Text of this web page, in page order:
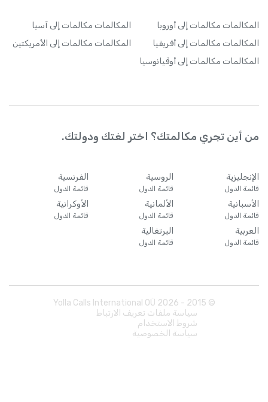
المكالمات مكالمات إلى أوروبا المكالمات مكالمات إلى آسيا
المكالمات مكالمات إلى أفريقيا المكالمات مكالمات إلى الأمريكتين
المكالمات مكالمات إلى أوقيانوسيا
من أين تجري مكالمتك؟ اختر لغتك ودولتك.
الإنجليزية
قائمة الدول
الروسية
قائمة الدول
الفرنسية
قائمة الدول
الأسبانية
قائمة الدول
الألمانية
قائمة الدول
الأوكرانية
قائمة الدول
العربية
قائمة الدول
البرتغالية
قائمة الدول
© 2015 -
2026
سياسة ملفات تعريف الارتباط
شروط الاستخدام
سياسة الخصوصية